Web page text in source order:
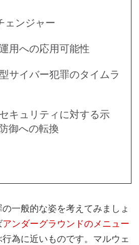
ェンジャー
用への応用可能性
サイバー犯罪のタイムラ
キュリティに対する示
御への転換
一般的な姿を考えてみましょ
アンダーグラウンドのメニュー
為に近いものです。マルウェ